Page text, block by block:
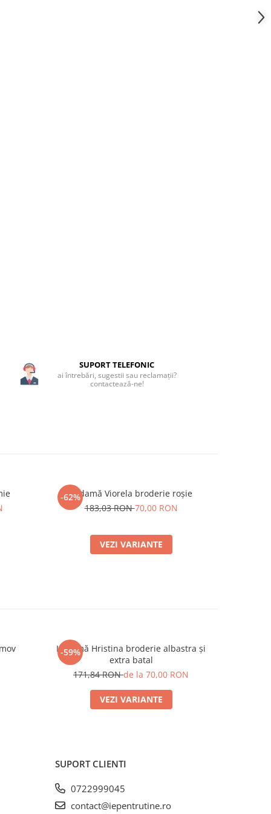
SUPORT TELEFONIC
ai întrebări, sugestii sau reclamații?
contactează-ne!
-62%Ie damă Viorela broderie roșie
183,03 RON70,00 RON
VEZI VARIANTE
-59%
Ie damă Hristina broderie albastra și
extra batal
171,84 RONde la 70,00 RON
VEZI VARIANTE
SUPORT CLIENTI
0722999045
contact@iepentrutine.ro